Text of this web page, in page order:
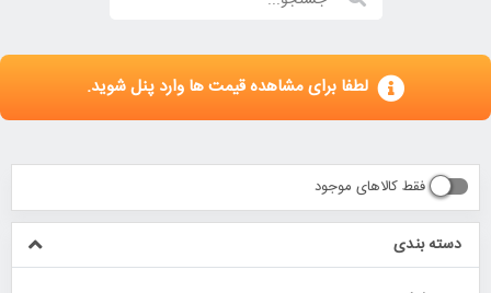
لطفا برای مشاهده قیمت ها وارد پنل شوید.
فقط کالاهای موجود
دسته بندی